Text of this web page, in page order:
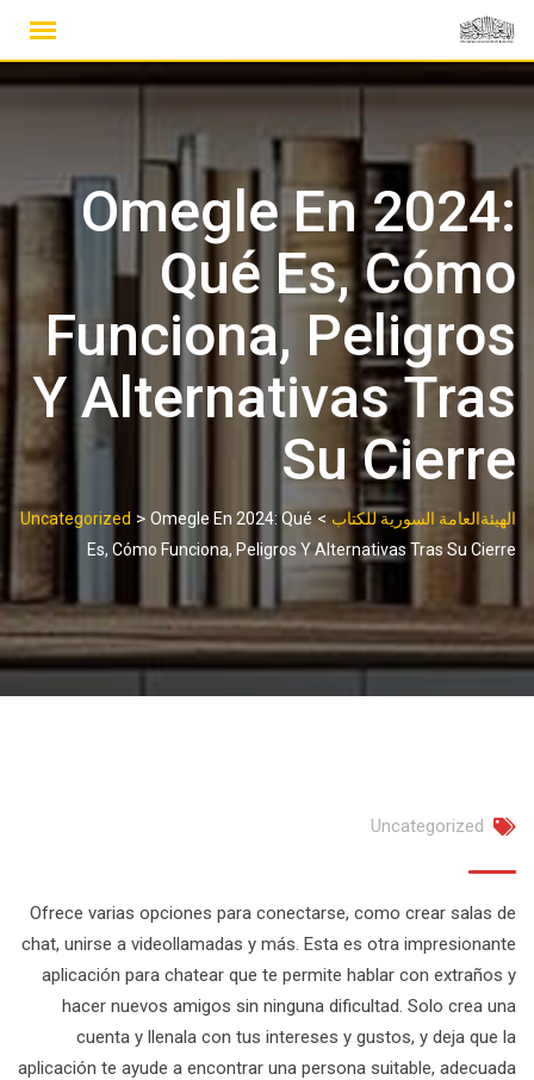
Omegle En 2024:
Qué Es, Cómo
Funciona, Peligros
Y Alternativas Tras
Su Cierre
الهيئةالعامة السورية للكتاب >
Uncategorized > Omegle En 2024: Qué
Es, Cómo Funciona, Peligros Y Alternativas Tras Su Cierre
Uncategorized
Ofrece varias opciones para conectarse, como crear salas de
chat, unirse a videollamadas y más. Esta es otra impresionante
aplicación para chatear que te permite hablar con extraños y
hacer nuevos amigos sin ninguna dificultad. Solo crea una
cuenta y llenala con tus intereses y gustos, y deja que la
aplicación te ayude a encontrar una persona suitable, adecuada